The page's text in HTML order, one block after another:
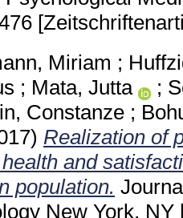
Miriam ;
; Mata, Jutta ;
Constanze ;
Realization of
and
population.
New York,